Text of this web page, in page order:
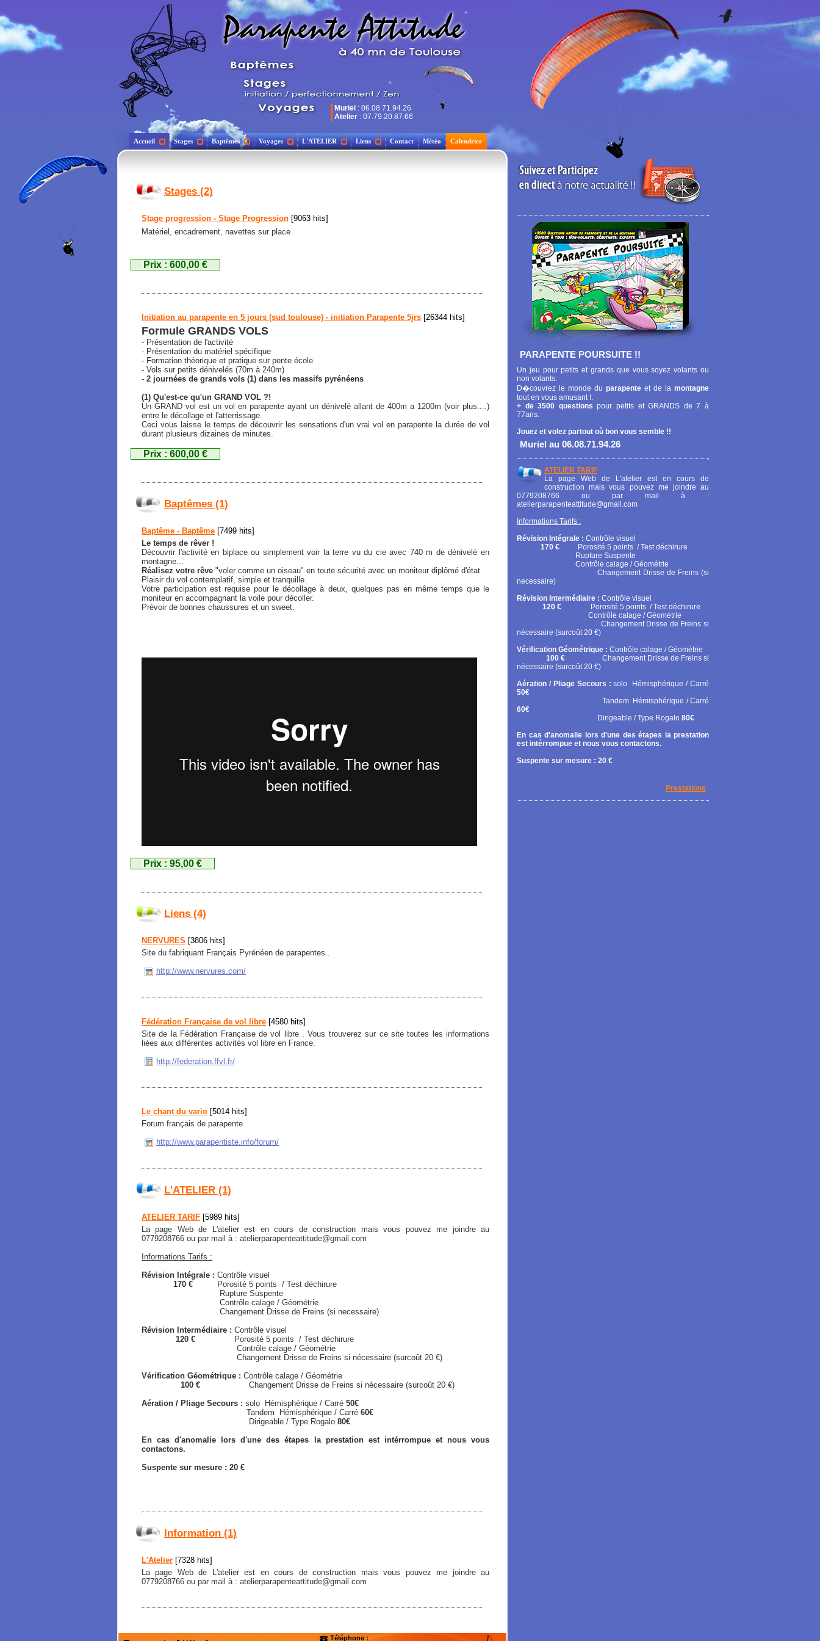
Muriel : 06.08.71.94.26
Atelier : 07.79.20.87.66
Accueil Stages Baptêmes Voyages L'ATELIER Liens Contact Météo Calendrier
Stages (2)
Stage progression - Stage Progression [9063 hits]
Matériel, encadrement, navettes sur place
Prix : 600,00 €
Initiation au parapente en 5 jours (sud toulouse) - initiation Parapente 5jrs [26344 hits]
Formule GRANDS VOLS
- Présentation de l'activité
- Présentation du matériel spécifique
- Formation théorique et pratique sur pente école
- Vols sur petits dénivelés (70m à 240m)
- 2 journées de grands vols (1) dans les massifs pyrénéens
(1) Qu'est-ce qu'un GRAND VOL ?!
Un GRAND vol est un vol en parapente ayant un dénivelé allant de 400m a 1200m (voir plus....)
entre le décollage et l'atterrissage.
Ceci vous laisse le temps de découvrir les sensations d'un vrai vol en parapente la durée de vol
durant plusieurs dizaines de minutes.
Prix : 600,00 €
Baptêmes (1)
Baptême - Baptême [7499 hits]
Le temps de rêver !
Découvrir l'activité en biplace ou simplement voir la terre vu du cie avec 740 m de dénivelé en
montagne...
Réalisez votre rêve "voler comme un oiseau" en toute sécurité avec un moniteur diplômé d'état
Plaisir du vol contemplatif, simple et tranquille.
Votre participation est requise pour le décollage à deux, quelques pas en même temps que le
moniteur en accompagnant la voile pour décoller.
Prévoir de bonnes chaussures et un sweet.
Prix : 95,00 €
Liens (4)
NERVURES [3806 hits]
Site du fabriquant Français Pyrénéen de parapentes .
http://www.nervures.com/
Fédération Française de vol libre [4580 hits]
Site de la Fédération Française de vol libre . Vous trouverez sur ce site toutes les informations
liées aux différentes activités vol libre en France.
http://federation.ffvl.fr/
Le chant du vario [5014 hits]
Forum français de parapente
http://www.parapentiste.info/forum/
L'ATELIER (1)
ATELIER TARIF [5989 hits]
La page Web de L'atelier est en cours de construction mais vous pouvez me joindre au
0779208766 ou par mail à : atelierparapenteattitude@gmail.com
Informations Tarifs :
Révision Intégrale : Contrôle visuel
170 € Porosité 5 points / Test déchirure
Rupture Suspente
Contrôle calage / Géométrie
Changement Drisse de Freins (si necessaire)
Révision Intermédiaire : Contrôle visuel
120 € Porosité 5 points / Test déchirure
Contrôle calage / Géométrie
Changement Drisse de Freins si nécessaire (surcoût 20 €)
Vérification Géométrique : Contrôle calage / Géométrie
100 € Changement Drisse de Freins si nécessaire (surcoût 20 €)
Aération / Pliage Secours : solo Hémisphérique / Carré 50€
Tandem Hémisphérique / Carré 60€
Dirigeable / Type Rogalo 80€
En cas d'anomalie lors d'une des étapes la prestation est intérrompue et nous vous
contactons.
Suspente sur mesure : 20 €
Information (1)
L'Atelier [7328 hits]
La page Web de L'atelier est en cours de construction mais vous pouvez me joindre au
0779208766 ou par mail à : atelierparapenteattitude@gmail.com
Téléphone :
PARAPENTE POURSUITE !!
Un jeu pour petits et grands que vous soyez volants ou
non volants.
D�couvrez le monde du parapente et de la montagne
tout en vous amusant !.
+ de 3500 questions pour petits et GRANDS de 7 à
77ans.
Jouez et volez partout où bon vous semble !!
Muriel au 06.08.71.94.26
ATELIER TARIF
La page Web de L'atelier est en cours de
construction mais vous pouvez me joindre au
0779208766 ou par mail à :
atelierparapenteattitude@gmail.com
Informations Tarifs :
Révision Intégrale : Contrôle visuel
170 € Porosité 5 points / Test déchirure
Rupture Suspente
Contrôle calage / Géométrie
Changement Drisse de Freins (si
necessaire)
Révision Intermédiaire : Contrôle visuel
120 € Porosité 5 points / Test déchirure
Contrôle calage / Géométrie
Changement Drisse de Freins si
nécessaire (surcoût 20 €)
Vérification Géométrique : Contrôle calage / Géométrie
100 € Changement Drisse de Freins si
nécessaire (surcoût 20 €)
Aération / Pliage Secours :solo
Hémisphérique / Carré
50€
Tandem Hémisphérique / Carré
60€
Dirigeable / Type Rogalo 80€
En cas d'anomalie lors d'une des étapes la prestation
est intérrompue et nous vous contactons.
Suspente sur mesure : 20 €
Prestations